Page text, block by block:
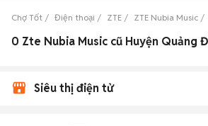
Chợ Tốt Điện thoại ZTE ZTE Nubia Music
Siêu thị điện tử